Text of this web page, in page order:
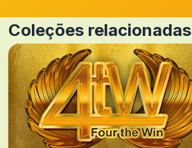
Coleções relacionadas